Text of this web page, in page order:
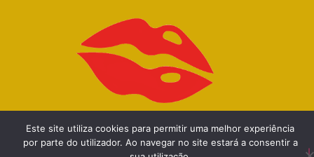
Este site utiliza cookies para permitir uma melhor experiência
por parte do utilizador. Ao navegar no site estará a consentir a